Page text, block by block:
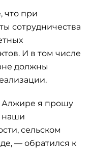
что при
сотрудничества
И в том числе
должны
Алжире я прошу
наши
сельском
— обратился к